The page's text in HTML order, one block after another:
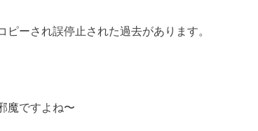
ーされ誤停止された過去があります。
魔ですよね〜